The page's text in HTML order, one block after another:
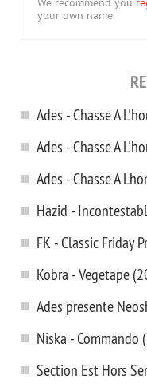
We recommend you
your own name.
Ades - Chasse A
Ades - Chasse A
Ades - Chasse A
Hazid -
FK - Classic Friday
Kobra - Vegetape
Ades presente
Niska - Commando
Section Est Hors